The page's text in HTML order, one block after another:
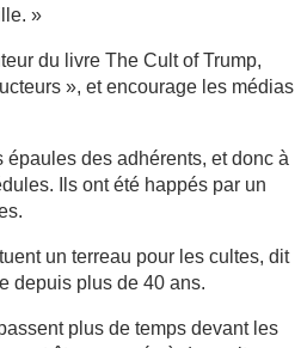
»
du livre The Cult of Trump,
», et encourage les médias
épaules des adhérents, et donc à
Ils ont été happés par un
un terreau pour les cultes, dit
depuis plus de 40 ans.
plus de temps devant les